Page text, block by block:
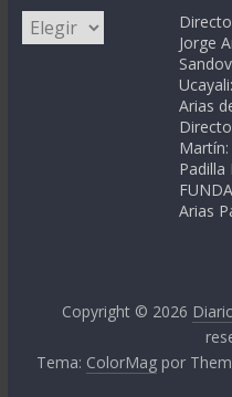
Categorías
Jorge
Arias
Martín:
Padilla
Arias
Copyright © 2026
Tema: ColorMag por